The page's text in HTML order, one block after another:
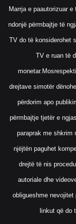
Marrja e paautorizuar
ndonjë përmbajtje të
TV do të konsiderohet
TV e ruan të
drejtave simotër
përdorim apo
përmbajtje tjetër e
paraprak me shkrim
njëjtën paguhet
drejtë të nis
autoriale dhe
obligueshme
linkut që do